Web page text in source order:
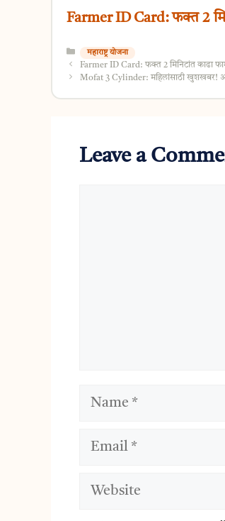
Farmer ID Card: फक्त 2
Categories
महाराष्ट्र योजना
Farmer ID Card: फक्त 2 मिनिटांत काढा
Mofat 3 Cylinder: महिलांसाठी खुशखबर!
Leave a
Name
Email
Website